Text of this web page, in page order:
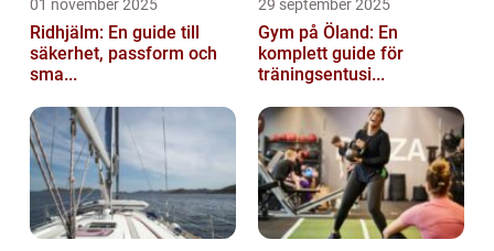
01 november 2025
Ridhjälm: En guide till
säkerhet, passform och
sma...
29 september 2025
Gym på Öland: En
komplett guide för
träningsentusi...